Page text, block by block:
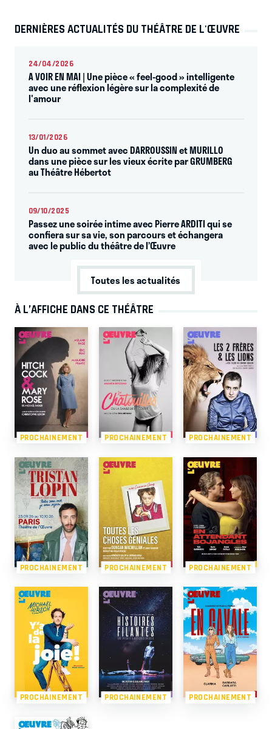
DERNIÈRES ACTUALITÉS DU THÉÂTRE DE L'ŒUVRE
24/04/2026
A VOIR EN MAI | Une pièce « feel-good » intelligente
avec une réflexion légère sur la complexité de
l'amour
13/01/2026
Un duo au sommet avec DARROUSSIN et MURILLO
dans une pièce sur les vieux écrite par GRUMBERG
au Théâtre Hébertot
09/10/2025
Passez une soirée intime avec Pierre ARDITI qui se
confiera sur sa vie, son parcours et échangera
avec le public du théâtre de l’Œuvre
Toutes les actualités
À L’AFFICHE DANS CE THÉÂTRE
PROCHAINEMENT PROCHAINEMENT PROCHAINEMENT
PROCHAINEMENT PROCHAINEMENT PROCHAINEMENT
PROCHAINEMENT PROCHAINEMENT PROCHAINEMENT